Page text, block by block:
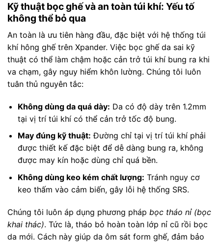
Kỹ thuật bọc ghế và an toàn túi khí: Yếu tố
không thể bỏ qua
An toàn là ưu tiên hàng đầu, đặc biệt với hệ thống túi
khí hông ghế trên Xpander. Việc bọc ghế da sai kỹ
thuật có thể làm chậm hoặc cản trở túi khí bung ra khi
va chạm, gây nguy hiểm khôn lường. Chúng tôi luôn
tuân thủ nguyên tắc:
Không dùng da quá dày: Da có độ dày trên 1.2mm
tại vị trí túi khí có thể cản trở tốc độ bung.
May đúng kỹ thuật: Đường chỉ tại vị trí túi khí phải
được thiết kế đặc biệt để dễ dàng bung ra, không
được may kín hoặc dùng chỉ quá bền.
Không dùng keo kém chất lượng: Tránh nguy cơ
keo thấm vào cảm biến, gây lỗi hệ thống SRS.
Chúng tôi luôn áp dụng phương pháp bọc tháo nỉ (bọc
khai thác). Tức là, tháo bỏ hoàn toàn lớp nỉ cũ rồi bọc
da mới. Cách này giúp da ôm sát form ghế, đảm bảo